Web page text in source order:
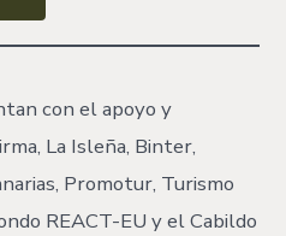
con el apoyo y
La Isleña, Binter,
Promotur, Turismo
REACT-EU y el Cabildo